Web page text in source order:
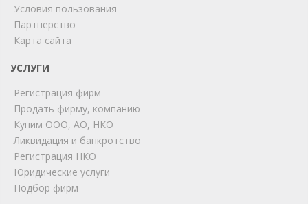
Условия пользования
Партнерство
Карта сайта
УСЛУГИ
Регистрация фирм
Продать фирму, компанию
Купим ООО, АО, НКО
Ликвидация и банкротство
Регистрация НКО
Юридические услуги
Подбор фирм
online
Позвоните нам или свяжитесь с нами через любой
удобный мессенджер!
Telegram
Телефон